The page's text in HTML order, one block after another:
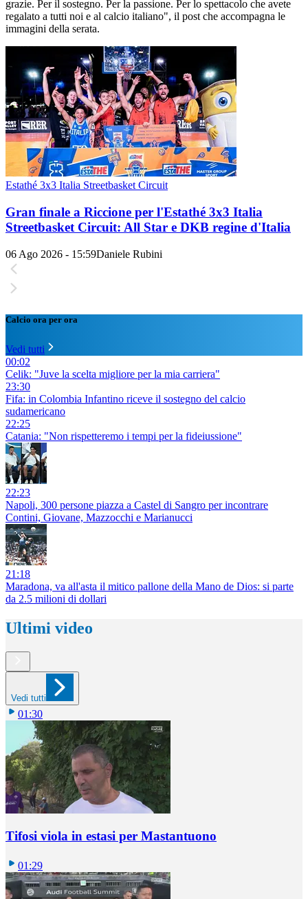
grazie. Per il sostegno. Per la passione. Per lo spettacolo che avete
regalato a tutti noi e al calcio italiano", il post che accompagna le
immagini della serata.
Estathé 3x3 Italia Streetbasket Circuit
Gran finale a Riccione per l'Estathé 3x3 Italia
Streetbasket Circuit: All Star e DKB regine d'Italia
06 Ago 2026 - 15:59Daniele Rubini
Calcio ora per ora
Vedi tutti
00:02
Celik: "Juve la scelta migliore per la mia carriera"
23:30
Fifa: in Colombia Infantino riceve il sostegno del calcio
sudamericano
22:25
Catania: "Non rispetteremo i tempi per la fideiussione"
22:23
Napoli, 300 persone piazza a Castel di Sangro per incontrare
Contini, Giovane, Mazzocchi e Marianucci
21:18
Maradona, va all'asta il mitico pallone della Mano de Dios: si parte
da 2.5 milioni di dollari
Ultimi video
Vedi tutti
01:30
Tifosi viola in estasi per Mastantuono
01:29